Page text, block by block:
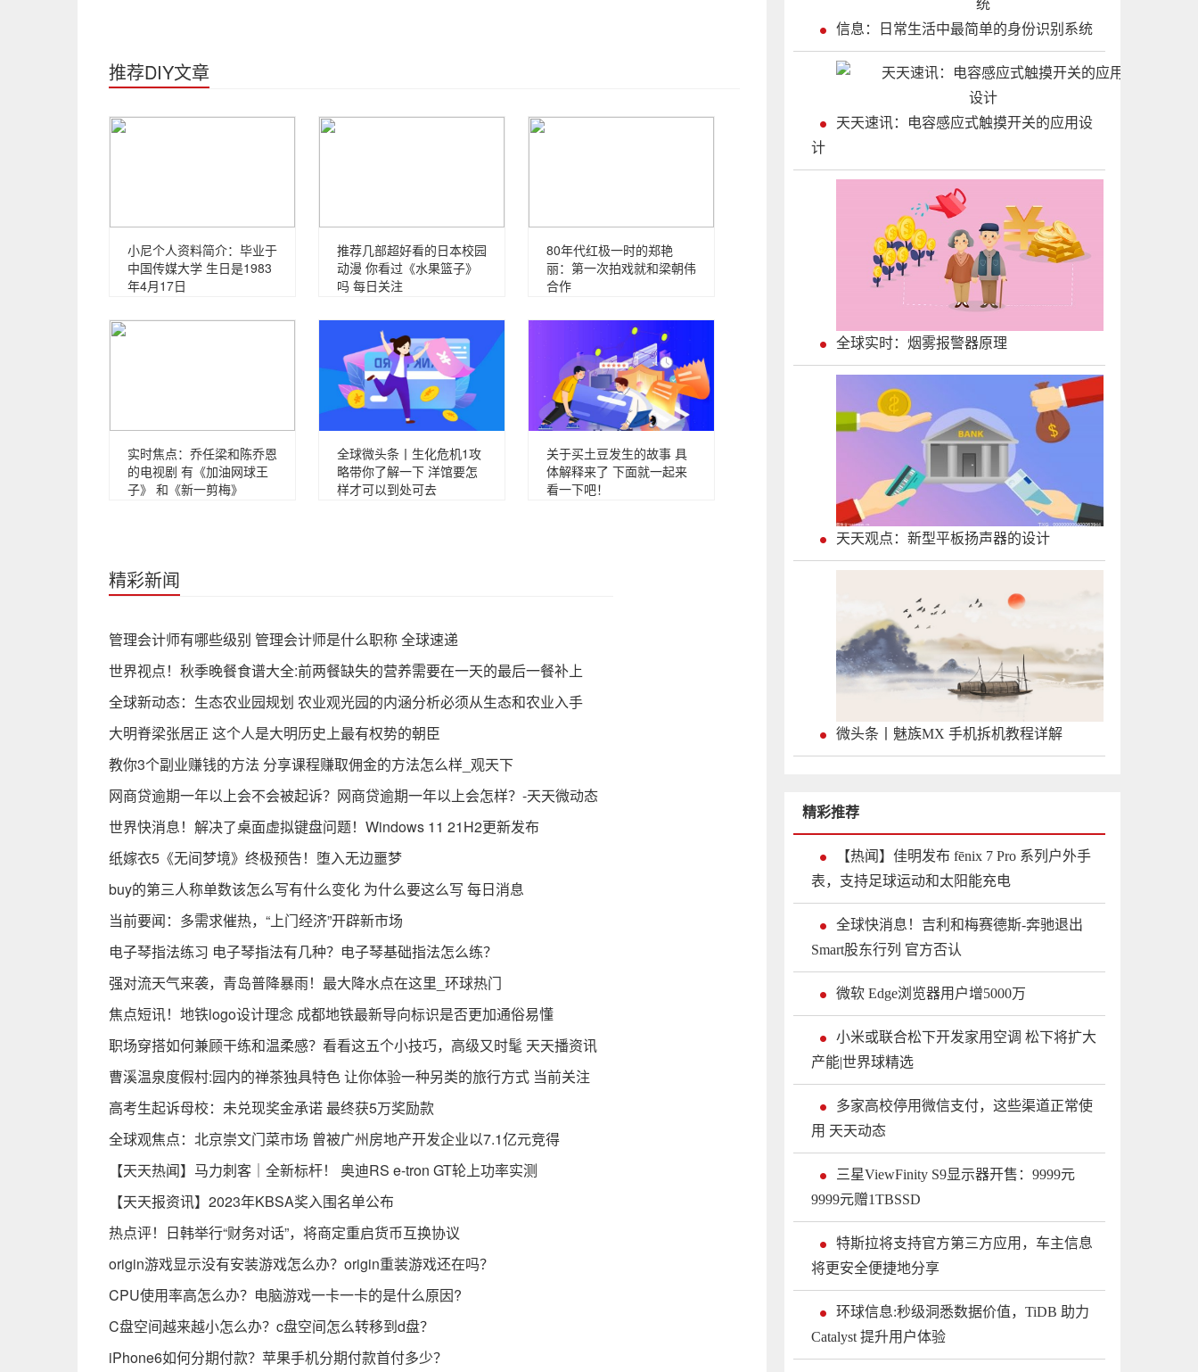
推荐DIY文章
小尼个人资料简介：毕业于
中国传媒大学 生日是1983
年4月17日
推荐几部超好看的日本校园
动漫 你看过《水果篮子》
吗 每日关注
80年代红极一时的郑艳
丽：第一次拍戏就和梁朝伟
合作
实时焦点：乔任梁和陈乔恩
的电视剧 有《加油网球王
子》 和《新一剪梅》
全球微头条丨生化危机1攻
略带你了解一下 洋馆要怎
样才可以到处可去
关于买土豆发生的故事 具
体解释来了 下面就一起来
看一下吧！
精彩新闻
管理会计师有哪些级别 管理会计师是什么职称 全球速递
世界视点！秋季晚餐食谱大全:前两餐缺失的营养需要在一天的最后一餐补上
全球新动态：生态农业园规划 农业观光园的内涵分析必须从生态和农业入手
大明脊梁张居正 这个人是大明历史上最有权势的朝臣
教你3个副业赚钱的方法 分享课程赚取佣金的方法怎么样_观天下
网商贷逾期一年以上会不会被起诉？网商贷逾期一年以上会怎样？-天天微动态
世界快消息！解决了桌面虚拟键盘问题！Windows 11 21H2更新发布
纸嫁衣5《无间梦境》终极预告！堕入无边噩梦
buy的第三人称单数该怎么写有什么变化 为什么要这么写 每日消息
当前要闻：多需求催热，“上门经济”开辟新市场
电子琴指法练习 电子琴指法有几种？电子琴基础指法怎么练？
强对流天气来袭，青岛普降暴雨！最大降水点在这里_环球热门
焦点短讯！地铁logo设计理念 成都地铁最新导向标识是否更加通俗易懂
职场穿搭如何兼顾干练和温柔感？看看这五个小技巧，高级又时髦 天天播资讯
曹溪温泉度假村:园内的禅茶独具特色 让你体验一种另类的旅行方式 当前关注
高考生起诉母校：未兑现奖金承诺 最终获5万奖励款
全球观焦点：北京崇文门菜市场 曾被广州房地产开发企业以7.1亿元竞得
【天天热闻】马力刺客｜全新标杆！ 奥迪RS e-tron GT轮上功率实测
【天天报资讯】2023年KBSA奖入围名单公布
热点评！日韩举行“财务对话”，将商定重启货币互换协议
origin游戏显示没有安装游戏怎么办？origin重装游戏还在吗？
CPU使用率高怎么办？电脑游戏一卡一卡的是什么原因?
C盘空间越来越小怎么办？c盘空间怎么转移到d盘？
iPhone6如何分期付款？苹果手机分期付款首付多少？
信息：日常生活中最简单的身份识别系统
天天速讯：电容感应式触摸开关的应用设
计
全球实时：烟雾报警器原理
天天观点：新型平板扬声器的设计
微头条丨魅族MX 手机拆机教程详解
精彩推荐
【热闻】佳明发布 fēnix 7 Pro 系列户外手
表，支持足球运动和太阳能充电
全球快消息！吉利和梅赛德斯-奔驰退出
Smart股东行列 官方否认
微软 Edge浏览器用户增5000万
小米或联合松下开发家用空调 松下将扩大
产能|世界球精选
多家高校停用微信支付，这些渠道正常使
用 天天动态
三星ViewFinity S9显示器开售：9999元
9999元赠1TBSSD
特斯拉将支持官方第三方应用，车主信息
将更安全便捷地分享
环球信息:秒级洞悉数据价值，TiDB 助力
Catalyst 提升用户体验